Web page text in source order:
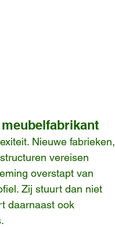
Nieuwe fabrieken,
vereisen
overstapt van
Zij stuurt dan niet
daarnaast ook